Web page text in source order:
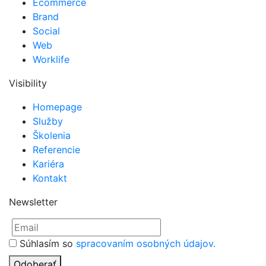
Ecommerce
Brand
Social
Web
Worklife
Visibility
Homepage
Služby
Školenia
Referencie
Kariéra
Kontakt
Newsletter
Súhlasím so spracovaním osobných údajov.